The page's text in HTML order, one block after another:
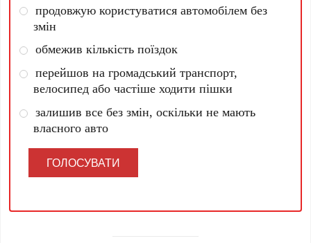
продовжую користуватися автомобілем без
змін
обмежив кількість поїздок
перейшов на громадський транспорт,
велосипед або частіше ходити пішки
залишив все без змін, оскільки не мають
власного авто